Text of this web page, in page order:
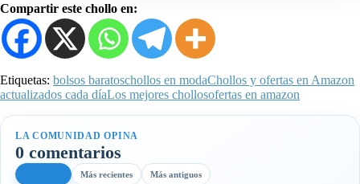
Compartir este chollo en:
Etiquetas: bolsos baratoschollos en modaChollos y ofertas en Amazon
actualizados cada díaLos mejores chollosofertas en amazon
LA COMUNIDAD OPINA
0 comentarios
Más recientes Más antiguos